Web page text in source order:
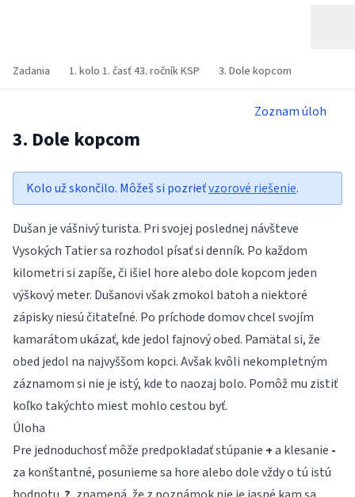
Zadania 1. kolo 1. časť 43. ročník KSP 3. Dole kopcom
Zoznam úloh
3. Dole kopcom
Kolo už skončilo. Môžeš si pozrieťvzorové riešenie.
Dušan je vášnivý turista. Pri svojej poslednej návšteve
Vysokých Tatier sa rozhodol písať si denník. Po každom
kilometri si zapíše, či išiel hore alebo dole kopcom jeden
výškový meter. Dušanovi však zmokol batoh a niektoré
zápisky niesú čitateľné. Po príchode domov chcel svojím
kamarátom ukázať, kde jedol fajnový obed. Pamätal si, že
obed jedol na najvyššom kopci. Avšak kvôli nekompletným
záznamom si nie je istý, kde to naozaj bolo. Pomôž mu zistiť
koľko takýchto miest mohlo cestou byť.
Úloha
Pre jednoduchosť môže predpokladať stúpanie +a klesanie -
za konštantné, posunieme sa hore alebo dole vždy o tú istú